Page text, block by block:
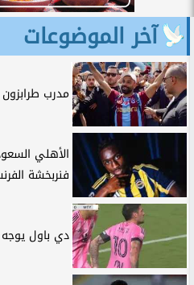
آخر الموضوعات
مدرب
الأهلي
فنربخشة
دي باول